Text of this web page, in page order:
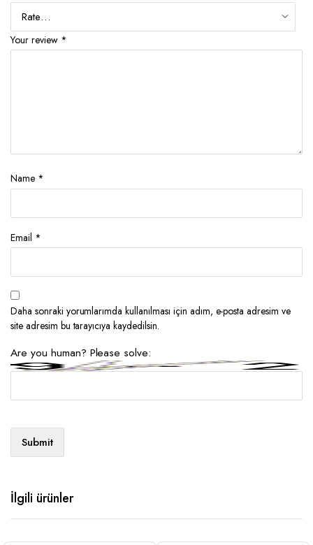
Your review *
Name *
Email *
Daha sonraki yorumlarımda kullanılması için adım, e-posta adresim ve
site adresim bu tarayıcıya kaydedilsin.
Are you human? Please solve:
İlgili ürünler